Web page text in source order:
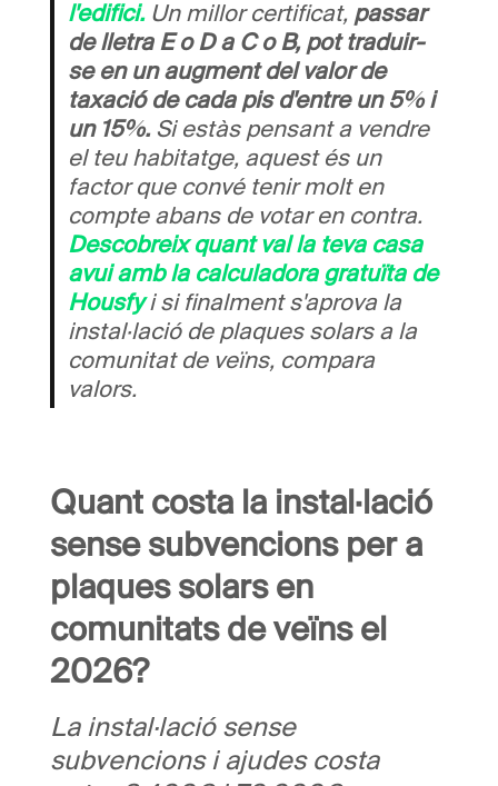
l'edifici.Un millor certificat, passar
de lletra E o D a C o B, pot traduir-
se en un augment del valor de
taxació de cada pis d'entre un 5% i
un 15%.Si estàs pensant a vendre
el teu habitatge, aquest és un
factor que convé tenir molt en
compte abans de votar en contra.
Descobreix quant val la teva casa
avui amb la calculadora gratuïta de
Housfyi si finalment s'aprova la
instal·lació de plaques solars a la
comunitat de veïns, compara
valors.
Quant costa la instal·lació
sense subvencions per a
plaques solars en
comunitats de veïns el
2026?
La instal·lació sense
subvencions i ajudes costa